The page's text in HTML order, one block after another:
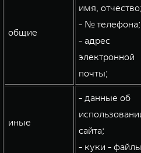
общие
имя,
- № телефона;
- адрес
электронной
почты;
иные
- данные об
сайта;
- куки -